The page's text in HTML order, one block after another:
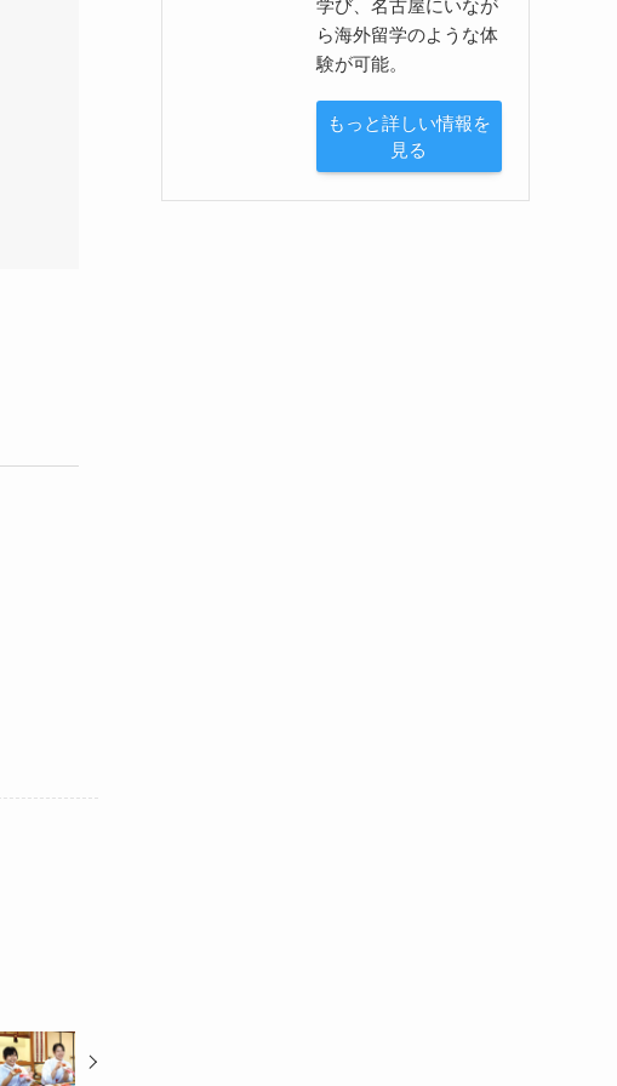
学び、名古屋にいなが
ら海外留学のような体
験が可能。
もっと詳しい情報を
見る